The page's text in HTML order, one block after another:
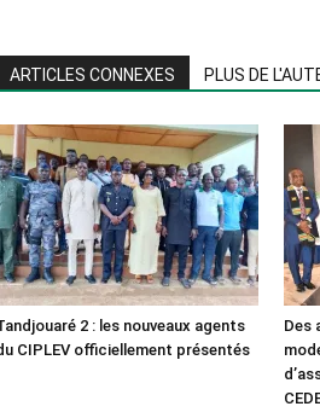
ARTICLES CONNEXES PLUS DE
2 : les nouveaux agents
CIPLEV officiellement présentés
Des